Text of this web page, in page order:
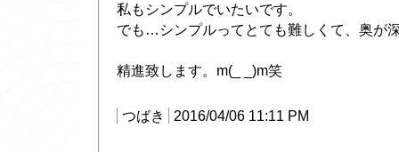
私もシンプルでいたいです。
でも…シンプルってとても難しくて、奥が
精進致します。m(_ _)m笑
つばき 2016/04/06 11:11 PM